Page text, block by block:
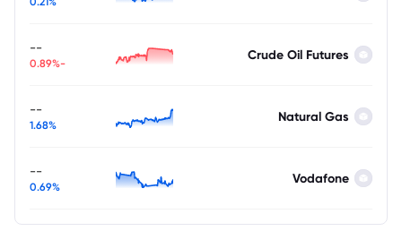
Crude Oil Futures
--
-0.89%
Natural Gas
--
1.68%
Vodafone
--
0.69%